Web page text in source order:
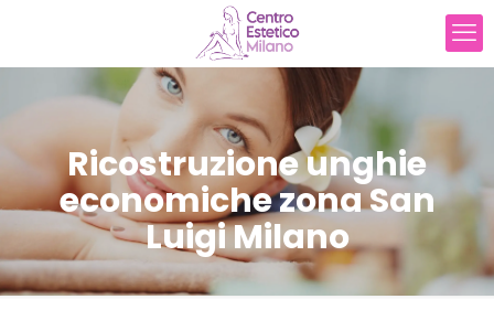
Ricostruzione unghie
economiche zona San
Luigi Milano